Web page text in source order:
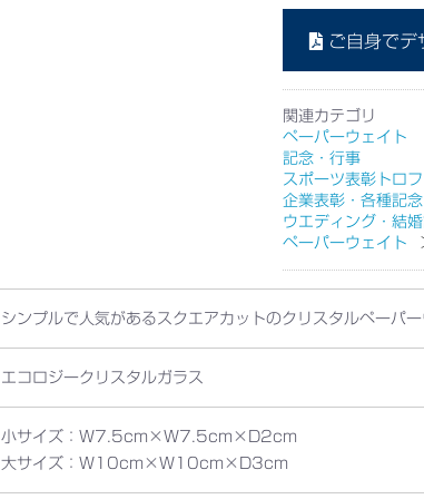
ご自身でデ
関連カテゴリ
ペーパーウェイト
記念・行事
スポーツ表彰トロ
企業表彰・各種記念
ウエディング・結
ペーパーウェイト
シンプルで人気があるスクエアカットのクリスタルペーパー
エコロジークリスタルガラス
小サイズ：W7.5cm×W7.5cm×D2cm
大サイズ：W10cm×W10cm×D3cm